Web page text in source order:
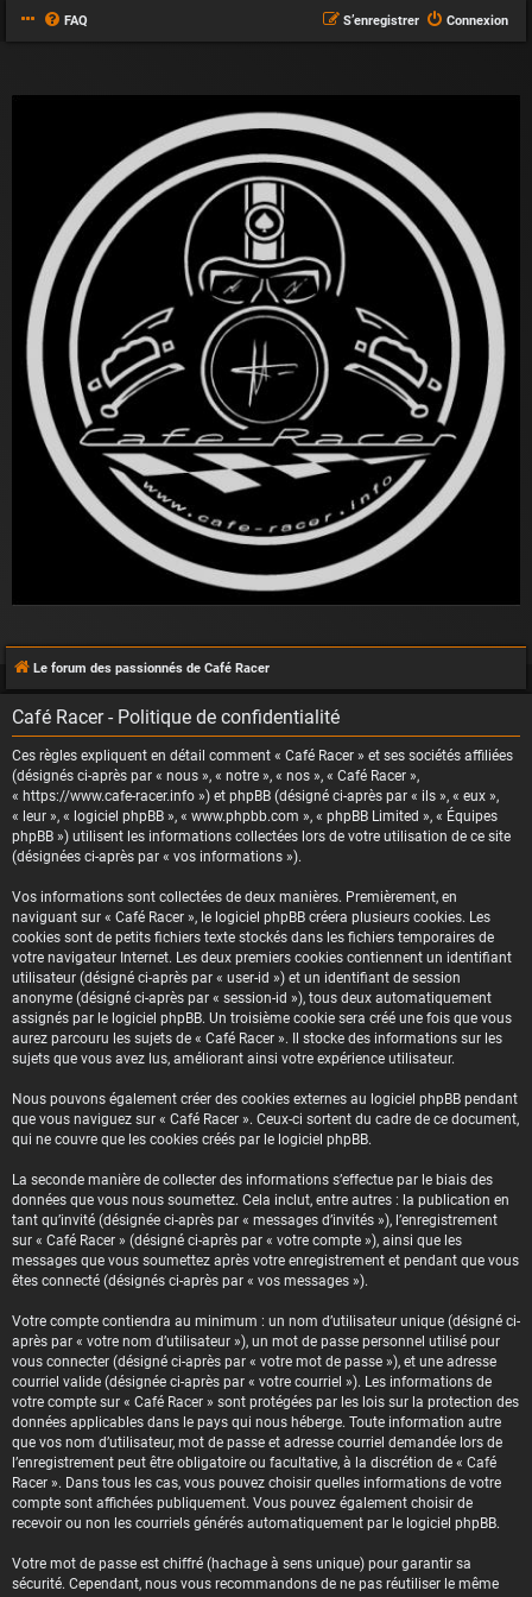
FAQ Connexion
S’enregistrer
Le forum des passionnés de Café Racer
Café Racer - Politique de confidentialité
Ces règles expliquent en détail comment « Café Racer » et ses sociétés affiliées
(désignés ci-après par « nous », « notre », « nos », « Café Racer »,
« https://www.cafe-racer.info ») et phpBB (désigné ci-après par « ils », « eux »,
« leur », « logiciel phpBB », « www.phpbb.com », « phpBB Limited », « Équipes
phpBB ») utilisent les informations collectées lors de votre utilisation de ce site
(désignées ci-après par « vos informations »).
Vos informations sont collectées de deux manières. Premièrement, en
naviguant sur « Café Racer », le logiciel phpBB créera plusieurs cookies. Les
cookies sont de petits fichiers texte stockés dans les fichiers temporaires de
votre navigateur Internet. Les deux premiers cookies contiennent un identifiant
utilisateur (désigné ci-après par « user-id ») et un identifiant de session
anonyme (désigné ci-après par « session-id »), tous deux automatiquement
assignés par le logiciel phpBB. Un troisième cookie sera créé une fois que vous
aurez parcouru les sujets de « Café Racer ». Il stocke des informations sur les
sujets que vous avez lus, améliorant ainsi votre expérience utilisateur.
Nous pouvons également créer des cookies externes au logiciel phpBB pendant
que vous naviguez sur « Café Racer ». Ceux-ci sortent du cadre de ce document,
qui ne couvre que les cookies créés par le logiciel phpBB.
La seconde manière de collecter des informations s’effectue par le biais des
données que vous nous soumettez. Cela inclut, entre autres : la publication en
tant qu’invité (désignée ci-après par « messages d’invités »), l’enregistrement
sur « Café Racer » (désigné ci-après par « votre compte »), ainsi que les
messages que vous soumettez après votre enregistrement et pendant que vous
êtes connecté (désignés ci-après par « vos messages »).
Votre compte contiendra au minimum : un nom d’utilisateur unique (désigné ci-
après par « votre nom d’utilisateur »), un mot de passe personnel utilisé pour
vous connecter (désigné ci-après par « votre mot de passe »), et une adresse
courriel valide (désignée ci-après par « votre courriel »). Les informations de
votre compte sur « Café Racer » sont protégées par les lois sur la protection des
données applicables dans le pays qui nous héberge. Toute information autre
que vos nom d’utilisateur, mot de passe et adresse courriel demandée lors de
l’enregistrement peut être obligatoire ou facultative, à la discrétion de « Café
Racer ». Dans tous les cas, vous pouvez choisir quelles informations de votre
compte sont affichées publiquement. Vous pouvez également choisir de
recevoir ou non les courriels générés automatiquement par le logiciel phpBB.
Votre mot de passe est chiffré (hachage à sens unique) pour garantir sa
sécurité. Cependant, nous vous recommandons de ne pas réutiliser le même